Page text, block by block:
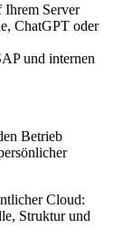
Ihrem Server
ChatGPT oder
und internen
Betrieb
Cloud:
Struktur und